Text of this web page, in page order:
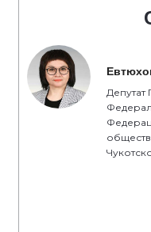
Депутат